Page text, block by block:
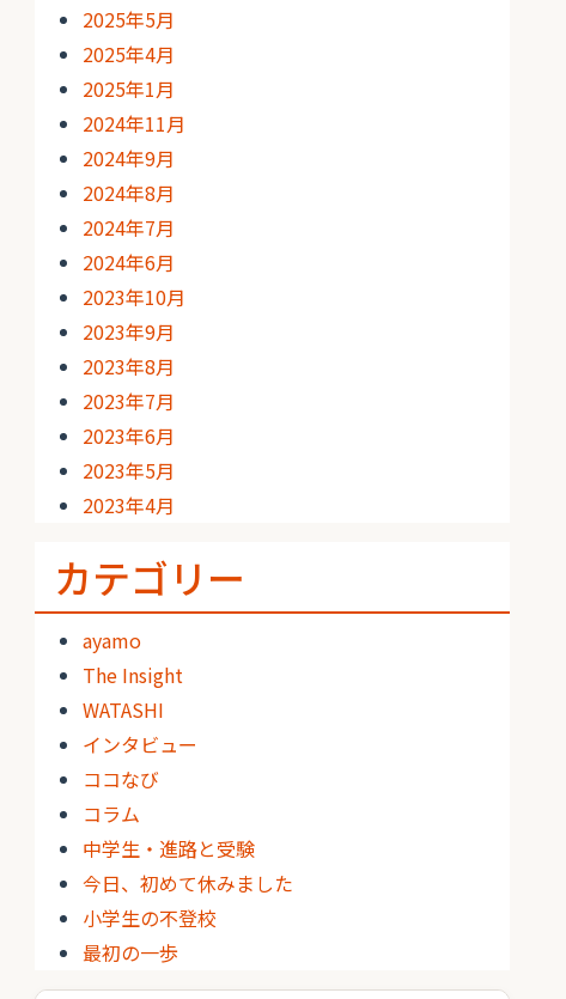
2025年5月
2025年4月
2025年1月
2024年11月
2024年9月
2024年8月
2024年7月
2024年6月
2023年10月
2023年9月
2023年8月
2023年7月
2023年6月
2023年5月
2023年4月
カテゴリー
ayamo
The Insight
WATASHI
インタビュー
ココなび
コラム
中学生・進路と受験
今日、初めて休みました
小学生の不登校
最初の一歩